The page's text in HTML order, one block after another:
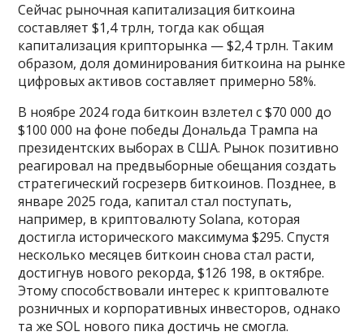
Сейчас рыночная капитализация биткоина
составляет $1,4 трлн, тогда как общая
капитализация крипторынка — $2,4 трлн. Таким
образом, доля доминирования биткоина на рынке
цифровых активов составляет примерно 58%.
В ноябре 2024 года биткоин взлетел с $70 000 до
$100 000 на фоне победы Дональда Трампа на
президентских выборах в США. Рынок позитивно
реагировал на предвыборные обещания создать
стратегический госрезерв биткоинов. Позднее, в
январе 2025 года, капитал стал поступать,
например, в криптовалюту Solana, которая
достигла исторического максимума $295. Спустя
несколько месяцев биткоин снова стал расти,
достигнув нового рекорда, $126 198, в октябре.
Этому способствовали интерес к криптовалюте
розничных и корпоративных инвесторов, однако
та же SOL нового пика достичь не смогла.